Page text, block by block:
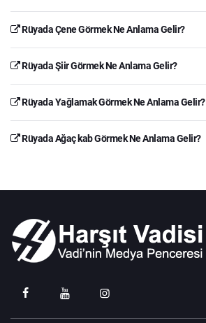
Rüyada Çene Görmek Ne Anlama Gelir?
Rüyada Şiir Görmek Ne Anlama Gelir?
Rüyada Yağlamak Görmek Ne Anlama Gelir?
Rüyada Ağaç kab Görmek Ne Anlama Gelir?